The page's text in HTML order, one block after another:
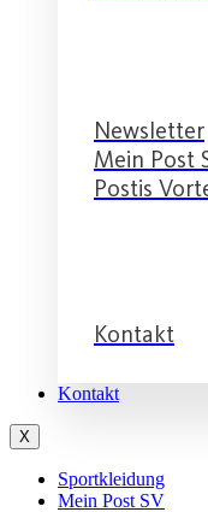
Newsletter
Mein Post
Postis
Kontakt
Kontakt
X
Sportkleidung
Mein Post SV